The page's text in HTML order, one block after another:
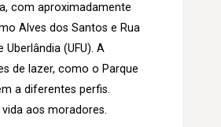
com aproximadamente
Alves dos Santos e Rua
(UFU). A
de lazer, como o Parque
a diferentes perfis.
aos moradores.